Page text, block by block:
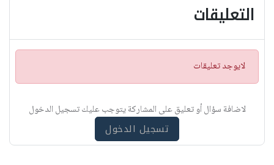
التعليقات
ت
ن
ي
لايوجد تعليقات
لاضافة سؤال أو تعليق على المشاركة يتوجب عليك تسجيل الدخول
تسجيل الدخول